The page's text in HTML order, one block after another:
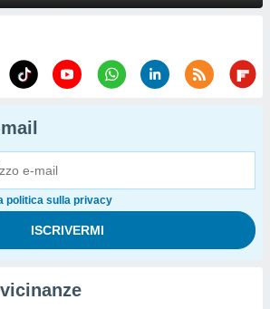
politica sulla privacy